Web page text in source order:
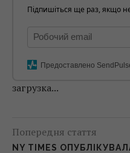
Підпишіться ще раз, якщо
Предоставлено
загрузка...
Попередня стаття
NY TIMES